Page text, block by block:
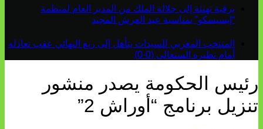
برقية تهنئة إلى جلالة الملك من المدير العام لمنظمة
“إيسيسكو” بمناسبة عيد العرش المجيد
المنتخب المغربي للسيدات يتأهل إلى ربع النهائي عقب تعادله
أمام نظيره السنغالي (0-0)
رئيس الحكومة يصدر منشور
تنزيل برنامج “أوراش 2”